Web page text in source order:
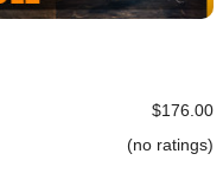
$176.00
(no ratings)